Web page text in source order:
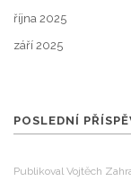
října 2025
září 2025
POSLEDNÍ
Publikoval Vojtěch